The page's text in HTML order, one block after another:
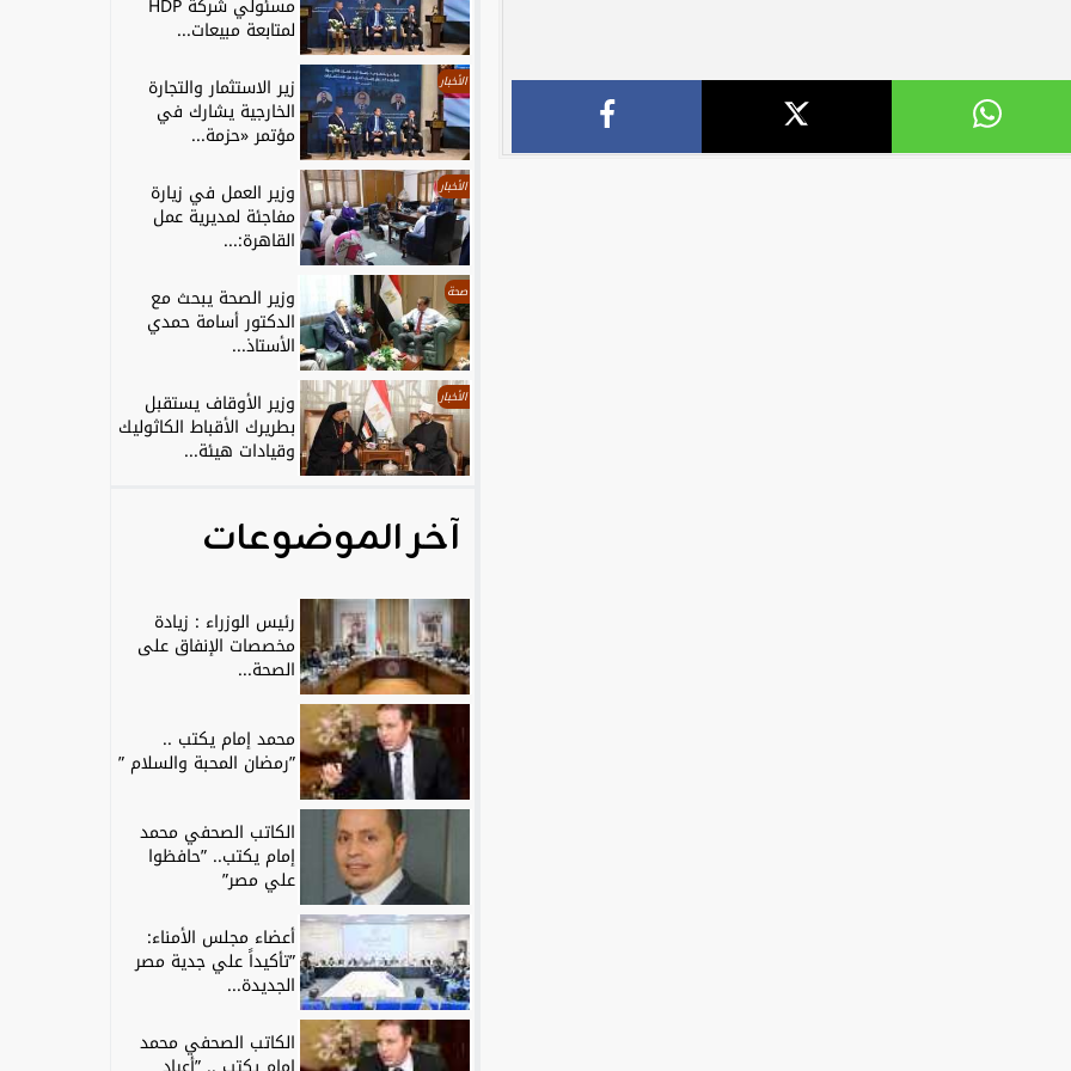
مسئولي شركة HDP
لمتابعة مبيعات...
الأخبار زير الاستثمار والتجارة
الخارجية يشارك في
مؤتمر «حزمة...
الأخبار وزير العمل في زيارة
مفاجئة لمديرية عمل
القاهرة:...
صحة وزير الصحة يبحث مع
الدكتور أسامة حمدي
الأستاذ...
الأخبار وزير الأوقاف يستقبل
بطريرك الأقباط الكاثوليك
وقيادات هيئة...
آخر الموضوعات
رئيس الوزراء : زيادة
مخصصات الإنفاق على
الصحة...
محمد إمام يكتب ..
”رمضان المحبة والسلام ”
الكاتب الصحفي محمد
إمام يكتب.. ”حافظوا
علي مصر”
أعضاء مجلس الأمناء:
”تأكيداً علي جدية مصر
الجديدة...
الكاتب الصحفي محمد